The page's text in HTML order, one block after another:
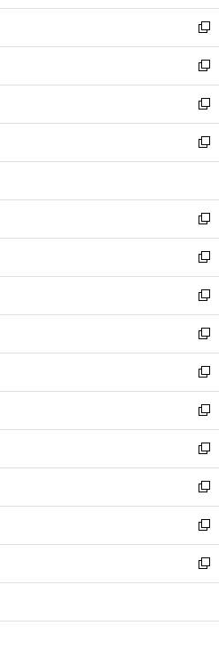
開
く
ウ
で
開
く
ン
ド
ウ
で
開
く
ウ
ィ
ン
ド
ウ
で
開
く
し
い
ウ
ィ
ン
ド
ウ
で
開
新
し
い
ウ
ィ
ン
ド
ウ
開
く
新
し
い
ウ
ィ
ン
ウ
で
開
く
新
し
い
ウ
ン
ド
ウ
で
開
く
新
し
ウ
ィ
ン
ド
ウ
で
開
く
新
し
い
ウ
ィ
ン
ド
ウ
で
開
く
新
し
い
ウ
ィ
ン
ド
ウ
で
開
く
新
し
い
ウ
ィ
ン
ド
ウ
で
開
く
新
し
い
ウ
ィ
ン
ド
ウ
で
開
く
新
し
い
ウ
ィ
ン
ド
ウ
で
開
く
新
し
い
ウ
ィ
ン
ド
ウ
で
開
新
し
い
ウ
ィ
ン
ド
ウ
開
新
し
い
ウ
ィ
ン
ウ
新
し
い
ウ
ン
新
し
ウ